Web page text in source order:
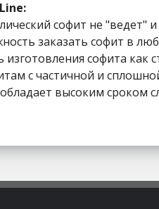
софит не "ведет"
заказать софит в
софита как
с частичной и
высоким сроком